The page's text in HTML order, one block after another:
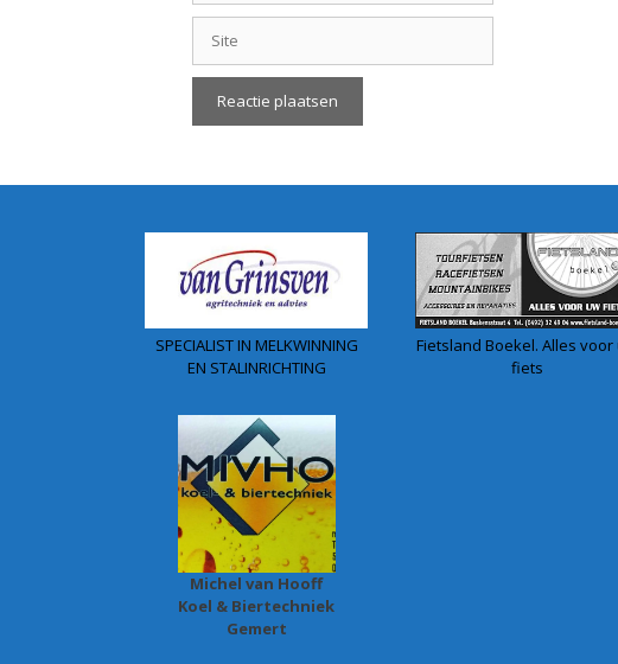
SPECIALIST IN MELKWINNING
EN STALINRICHTING
Michel van Hooff
Koel & Biertechniek
Gemert
Fietsland Boekel. Alles voor
fiets